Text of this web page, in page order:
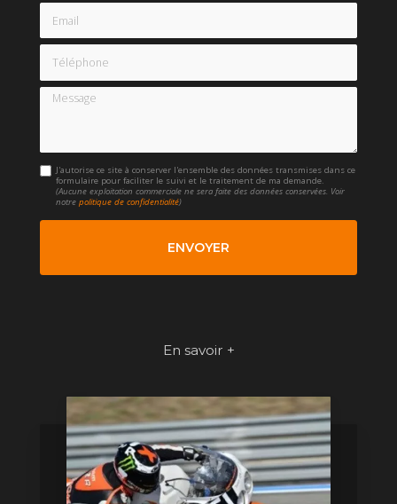
Email
Message
J'autorise ce site à conserver l'ensemble des données transmises dans ce
formulaire pour faciliter le suivi et le traitement de ma demande.
(Aucune exploitation commerciale ne sera faite des données conservées. Voir
notrepolitique de confidentialité)
En savoir +